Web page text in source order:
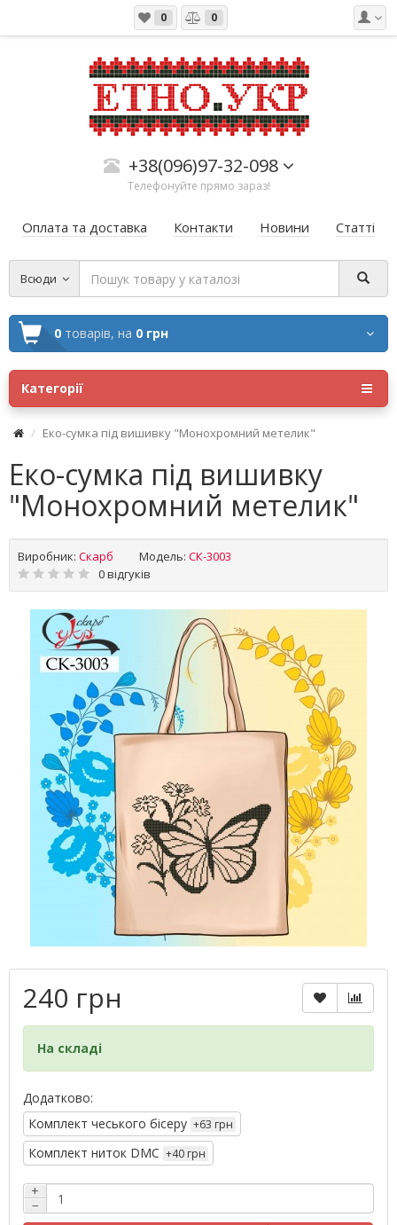
0 0
+38(096)97-32-098
Телефонуйте прямо зараз!
Оплата та доставка Контакти Новини Статті
Всюди
0 товарів, на 0 грн
Категорії
Еко-сумка під вишивку "Монохромний метелик"
Еко-сумка під вишивку
"Монохромний метелик"
Виробник: Скарб Модель: СК-3003
0 відгуків
240 грн
На складі
Додатково:
Комплект чеського бісеру +63 грн
Комплект ниток DMC +40 грн
+
−